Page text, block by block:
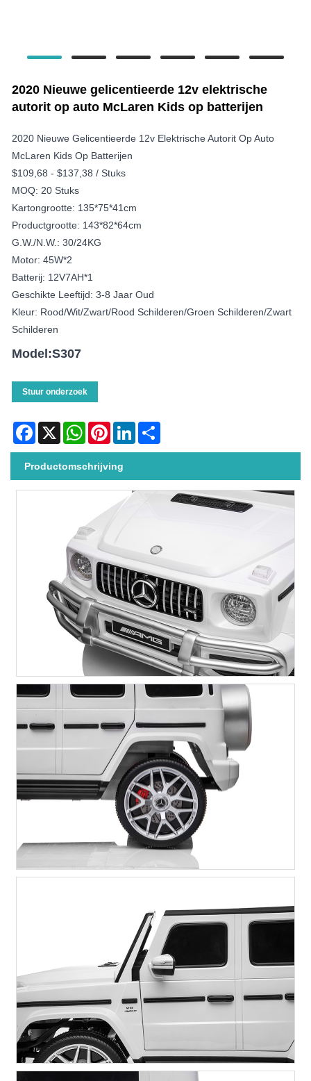
2020 Nieuwe gelicentieerde 12v elektrische
autorit op auto McLaren Kids op batterijen
2020 Nieuwe Gelicentieerde 12v Elektrische Autorit Op Auto
McLaren Kids Op Batterijen
$109,68 - $137,38 / Stuks
MOQ: 20 Stuks
Kartongrootte: 135*75*41cm
Productgrootte: 143*82*64cm
G.W./N.W.: 30/24KG
Motor: 45W*2
Batterij: 12V7AH*1
Geschikte Leeftijd: 3-8 Jaar Oud
Kleur: Rood/wit/zwart/rood Schilderen/groen Schilderen/zwart
Schilderen
Model:S307
Stuur onderzoek
Facebook
X WhatsAppPinterestLinkedIn
Productomschrijving